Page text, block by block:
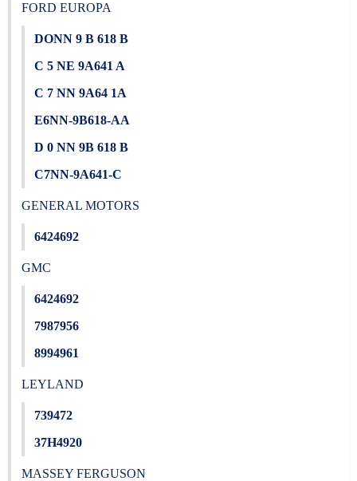
FORD EUROPA
DONN 9 B 618 B
C 5 NE 9A641 A
C 7 NN 9A64 1A
E6NN-9B618-AA
D 0 NN 9B 618 B
C7NN-9A641-C
GENERAL MOTORS
6424692
GMC
6424692
7987956
8994961
LEYLAND
739472
37H4920
MASSEY FERGUSON